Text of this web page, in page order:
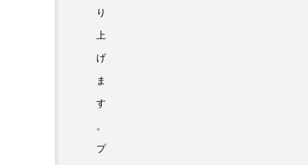
り
上
げ
ま
す
。
プ